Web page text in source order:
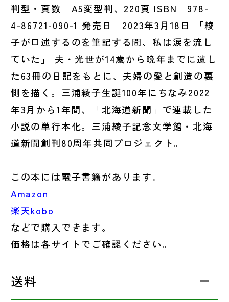
判型・頁数 A5変型判、220頁 ISBN 978-
4-86721-090-1 発売日 2023年3月18日 「綾
子が口述するのを筆記する間、私は涙を流し
ていた」 夫・光世が14歳から晩年までに遺し
た63冊の日記をもとに、夫婦の愛と創造の裏
側を描く。三浦綾子生誕100年にちなみ2022
年3月から1年間、「北海道新聞」で連載した
小説の単行本化。三浦綾子記念文学館・北海
道新聞創刊80周年共同プロジェクト。
この本には電子書籍があります。
Amazon
楽天kobo
などで購入できます。
価格は各サイトでご確認ください。
送料